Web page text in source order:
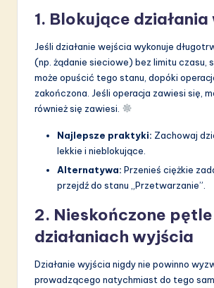
1. Blokujące
Jeśli działanie wejścia wykonuje
(np. żądanie sieciowe) bez limitu czasu,
może opuścić tego stanu, dopóki
zakończona. Jeśli operacja zawiesi się,
również się zawiesi.
Najlepsze praktyki: Zachowaj
lekkie i nieblokujące.
Alternatywa: Przenieś ciężkie
przejdź do stanu „Przetwarzanie”.
2. Nieskończone
działaniach wyjścia
Działanie wyjścia nigdy nie powinno
prowadzącego natychmiast do tego